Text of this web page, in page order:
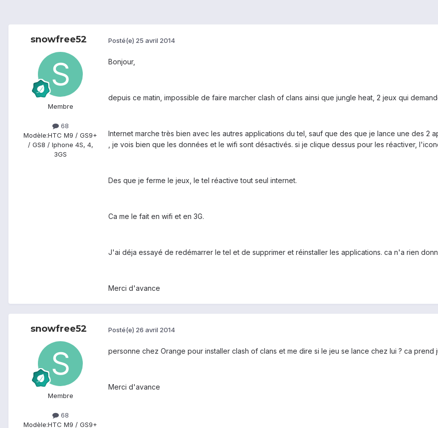
snowfree52
Membre
68
Modèle:HTC M9 / GS9+
/ GS8 / Iphone 4S, 4,
3GS
Posté(e) 25 avril 2014
Bonjour,
depuis ce matin, impossible de faire marcher clash of clans ainsi que jungle heat, 2 jeux qui
Internet marche très bien avec les autres applications du tel, sauf que des que je lance une des 2
, je vois bien que les données et le wifi sont désactivés. si je clique dessus pour les réactiver,
Des que je ferme le jeux, le tel réactive tout seul internet.
Ca me le fait en wifi et en 3G.
J'ai déja essayé de redémarrer le tel et de supprimer et réinstaller les applications. ca n'a rien
Merci d'avance
snowfree52
Membre
68
Modèle:HTC M9 / GS9+
Posté(e) 26 avril 2014
personne chez Orange pour installer clash of clans et me dire si le jeu se lance chez lui ? ca prend
Merci d'avance